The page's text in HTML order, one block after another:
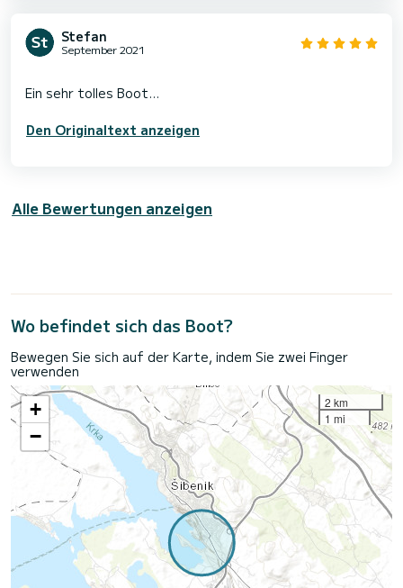
Stefan
September 2021
Den Originaltext anzeigen
Alle Bewertungen anzeigen
Wo befindet sich das Boot?
Bewegen Sie sich auf der Karte, indem Sie zwei Finger
verwenden
+
−
2 km
1 mi